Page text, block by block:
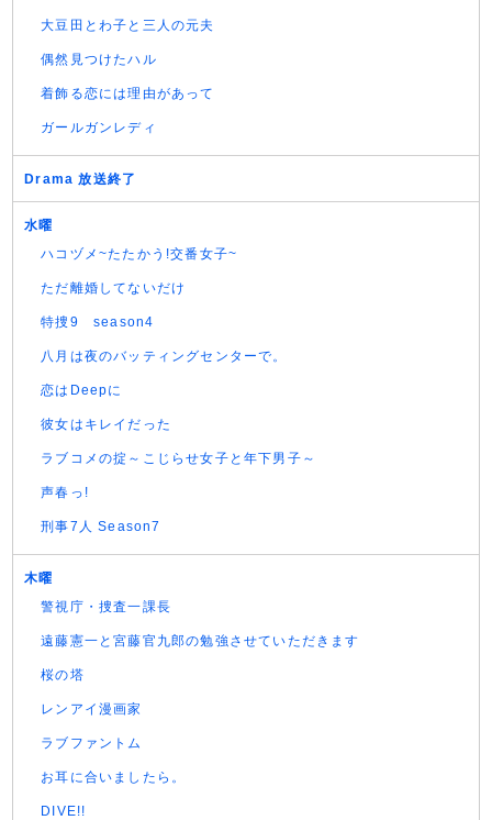
大豆田とわ子と三人の元夫
偶然見つけたハル
着飾る恋には理由があって
ガールガンレディ
Drama 放送終了
水曜
ハコヅメ~たたかう!交番女子~
ただ離婚してないだけ
特捜9 season4
八月は夜のバッティングセンターで。
恋はDeepに
彼女はキレイだった
ラブコメの掟～こじらせ女子と年下男子～
声春っ!
刑事7人 Season7
木曜
警視庁・捜査一課長
遠藤憲一と宮藤官九郎の勉強させていただきます
桜の塔
レンアイ漫画家
ラブファントム
お耳に合いましたら。
DIVE!!